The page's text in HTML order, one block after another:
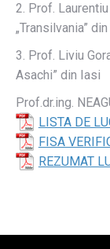
2. Prof.
„Transilvania”
3. Prof. Liviu
Asachi” din Iasi
Prof.dr.ing.
LISTA DE
FISA
REZUMAT